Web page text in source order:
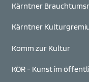
Kärntner
Kärntner
Komm zur Kultur
KÖR - Kunst im